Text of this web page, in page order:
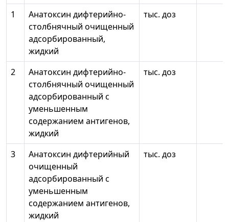
1
Анатоксин дифтерийно-
столбнячный очищенный
адсорбированный,
жидкий
тыс. доз
2
Анатоксин дифтерийно-
столбнячный очищенный
адсорбированный с
уменьшенным
содержанием антигенов,
жидкий
тыс. доз
3
Анатоксин дифтерийный
очищенный
адсорбированный с
уменьшенным
содержанием антигенов,
жидкий
тыс. доз